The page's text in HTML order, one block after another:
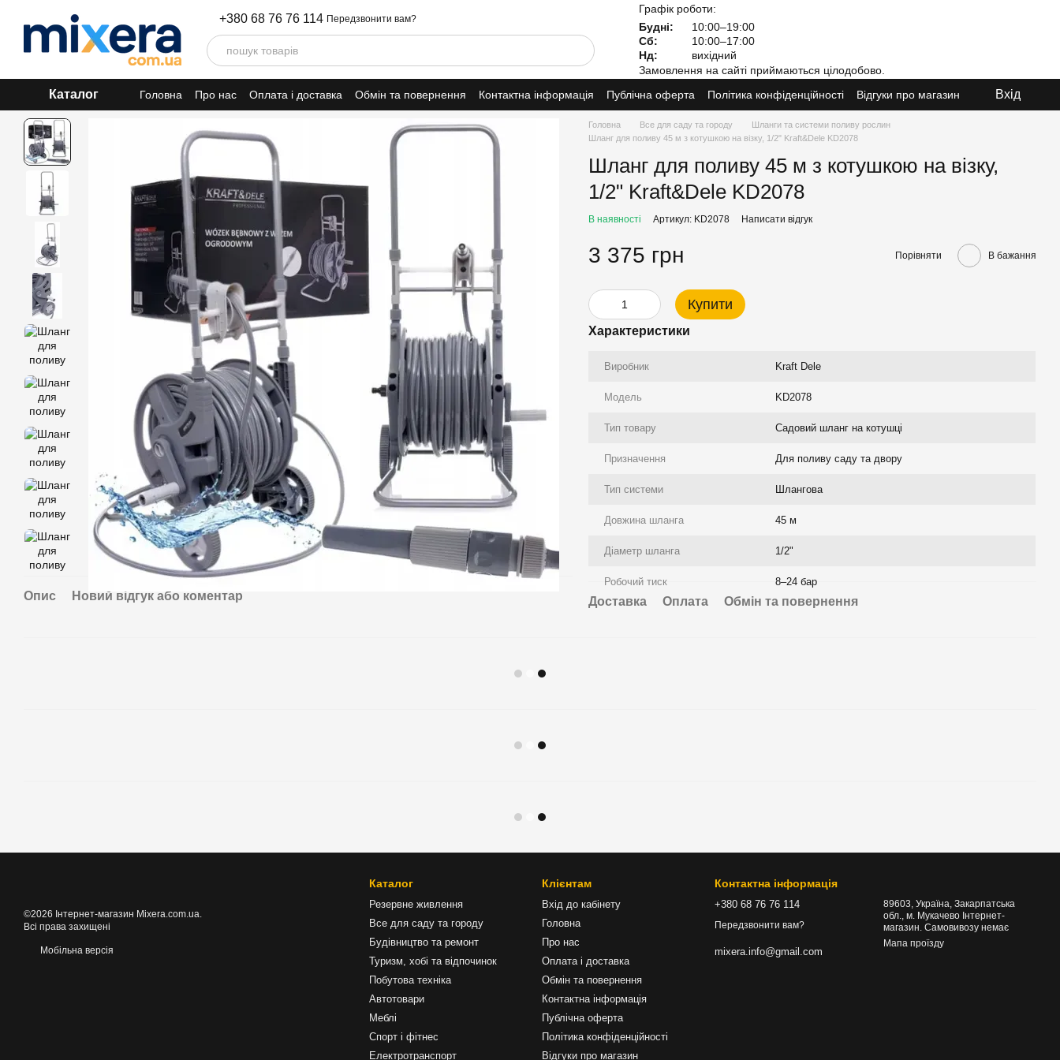
Перейти до основного контенту +380 68 76 76 114 Передзвонити вам?
Графік роботи:
Будні:
10:00–19:00
Сб:
10:00–17:00
Нд:
вихідний
Замовлення на сайті приймаються цілодобово.
Каталог Головна Про нас Оплата і доставка Обмін та повернення Контактна інформація Публічна оферта Політика конфіденційності Відгуки про магазин Вхід
Опис Новий відгук або коментар
Головна Все для саду та городу
Шланги та системи поливу рослин
Шланг для поливу 45 м з котушкою на візку, 1/2" Kraft&Dele KD2078
Шланг для поливу 45 м з котушкою на візку,
1/2" Kraft&Dele KD2078
В наявності Артикул: KD2078 Написати відгук
3 375 грн Порівняти В бажання
Купити
Характеристики
Виробник Kraft Dele
Модель KD2078
Тип товару Садовий шланг на котушці
Призначення Для поливу саду та двору
Тип системи Шлангова
Довжина шланга 45 м
Діаметр шланга 1/2"
Робочий тиск 8–24 бар
Доставка Оплата Обмін та повернення
©2026 Інтернет-магазин Mixera.com.ua.
Всі права захищені
Мобільна версія
Каталог
Резервне живлення
Все для саду та городу
Будівництво та ремонт
Туризм, хобі та відпочинок
Побутова техніка
Автотовари
Меблі
Спорт і фітнес
Електротранспорт
Клієнтам
Вхід до кабінету
Головна
Про нас
Оплата і доставка
Обмін та повернення
Контактна інформація
Публічна оферта
Політика конфіденційності
Відгуки про магазин
Контактна інформація
+380 68 76 76 114
Передзвонити вам?
mixera.info@gmail.com
89603, Україна, Закарпатська
обл., м. Мукачево Інтернет-
магазин. Самовивозу немає
Мапа проїзду